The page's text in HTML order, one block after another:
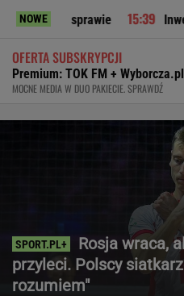
NOWE
sprawie Inwestują
OFERTA SUBSKRYPCJI
Premium: TOK FM + Wyborcza.pl
MOCNE MEDIA W DUO PAKIECIE. SPRAWDŹ
Rosja wraca,
przyleci. Polscy
rozumiem"